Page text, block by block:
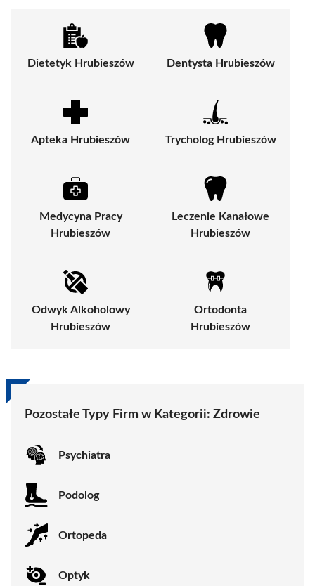
Dietetyk Hrubieszów Dentysta Hrubieszów
Apteka Hrubieszów Trycholog Hrubieszów
Medycyna Pracy
Hrubieszów
Leczenie Kanałowe
Hrubieszów
Odwyk Alkoholowy
Hrubieszów
Ortodonta
Hrubieszów
Pozostałe Typy Firm w Kategorii: Zdrowie
Psychiatra
Podolog
Ortopeda
Optyk